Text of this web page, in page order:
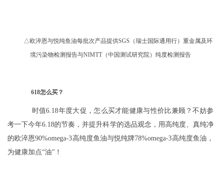
△欧淬恩与悦纯鱼油每批次产品提供SGS（瑞士国际通用行）重金属及环
境污染物检测报告与NIMTT（中国测试研究院）纯度检测报告
618怎么买？
时值6.18年度大促，怎么买才能健康与性价比兼顾？不妨参
考一下今年6.18的节奏，并提升科学的选品观念，用高纯度、真纯净
的欧淬恩90%omega-3高纯度鱼油与悦纯牌78%omega-3高纯度鱼油，
为健康加点“油”！